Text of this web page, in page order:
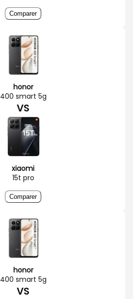
Comparer
honor
400 smart 5g
VS
xiaomi
15t pro
Comparer
honor
400 smart 5g
VS